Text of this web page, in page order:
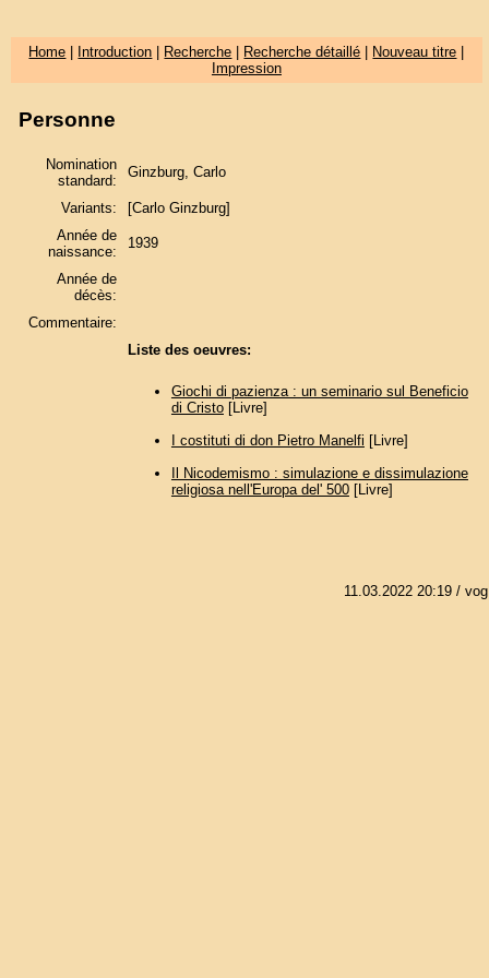
Home Introduction Recherche Recherche détaillé Nouveau titre
Impression
Personne
Nomination
standard:
Ginzburg, Carlo
Variants:
[Carlo Ginzburg]
Année de
naissance:
1939
Année de
décès:
Commentaire:
Liste des oeuvres:
Giochi di pazienza : un seminario sul Beneficio
di Cristo[Livre]
I costituti di don Pietro Manelfi [Livre]
Il Nicodemismo : simulazione e dissimulazione
religiosa nell'Europa del' 500[Livre]
11.03.2022 20:19/ vog